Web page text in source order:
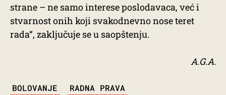
strane – ne samo interese poslodavaca, već i
stvarnost onih koji svakodnevno nose teret
rada“, zaključuje se u saopštenju.
A.G.A.
BOLOVANJE RADNA PRAVA